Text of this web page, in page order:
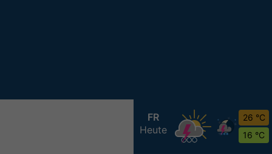
FR
Heute
26 °C
16 °C